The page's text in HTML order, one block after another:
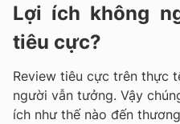
Lợi ích không
tiêu cực?
Review tiêu cực trên thực
người vẫn tưởng. Vậy
ích như thế nào đến